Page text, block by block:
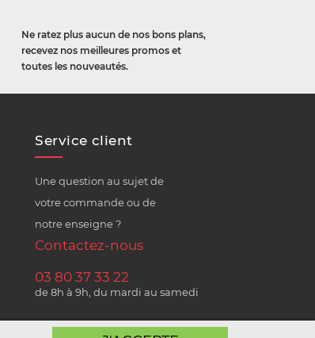
Ne ratez plus aucun de nos bons plans,
recevez nos meilleures promos et
toutes les nouveautés.
Service client
Une question au sujet de
votre commande ou de
notre enseigne ?
Contactez-nous
03 80 37 33 22
de 8h à 9h, du mardi au samedi